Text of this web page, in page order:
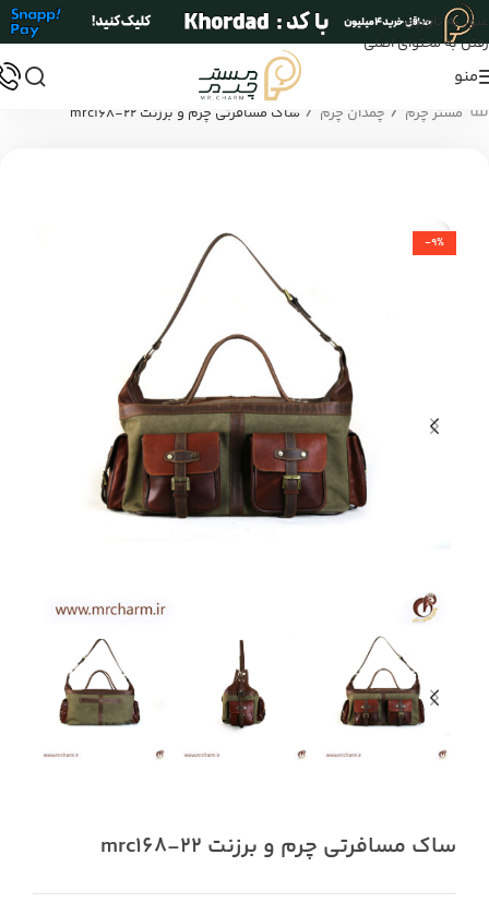
عبور به ناوبری
رفتن به محتوای اصلی
منو
مستر چرم / چمدان چرم / ساک مسافرتی چرم و برزنت mrc168-22
-9%
ساک مسافرتی چرم و برزنت mrc168-22